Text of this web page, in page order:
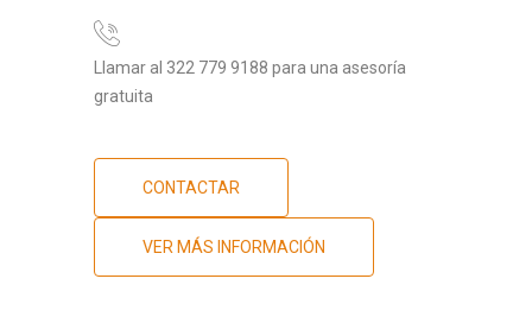
Llamar al 322 779 9188 para una asesoría
gratuita
CONTACTAR
VER MÁS INFORMACIÓN